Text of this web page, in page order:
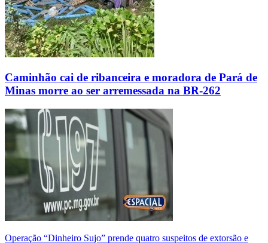
Caminhão cai de ribanceira e moradora de Pará de
Minas morre ao ser arremessada na BR-262
Operação “Dinheiro Sujo” prende quatro suspeitos de extorsão e